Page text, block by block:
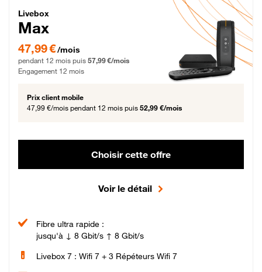
Livebox Max Fibre
Livebox
Max
47,99 € par mois pendant 12 mois puis 57,99 € par mois, Engagement 12 mois
47,99 €/mois
pendant 12 mois puis 57,99 €/mois
Engagement 12 mois
Prix client mobile
47,99 €/mois pendant 12 mois puis 52,99 €/mois
Choisir cette offre
Voir le détail
Fibre ultra rapide :
jusqu'à ↓ 8 Gbit/s ↑ 8 Gbit/s
Livebox 7 : Wifi 7 + 3 Répéteurs Wifi 7